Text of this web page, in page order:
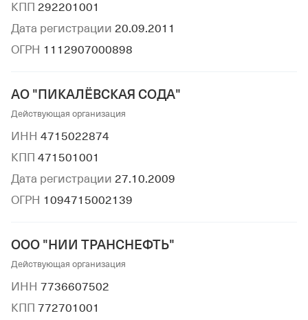
КПП 292201001
Дата регистрации 20.09.2011
ОГРН 1112907000898
АО "ПИКАЛЁВСКАЯ СОДА"
Действующая организация
ИНН 4715022874
КПП 471501001
Дата регистрации 27.10.2009
ОГРН 1094715002139
ООО "НИИ ТРАНСНЕФТЬ"
Действующая организация
ИНН 7736607502
КПП 772701001